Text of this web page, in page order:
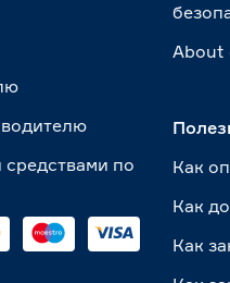
по
About
Как
Как
Как